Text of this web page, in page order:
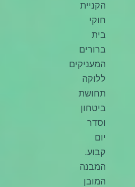
הקניית
חוקי
בית
ברורים
המעניקים
ללוקה
תחושת
ביטחון
וסדר
יום
קבוע.
המבנה
המובן